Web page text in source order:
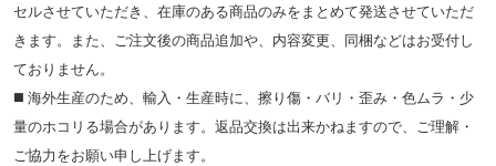
セルさせていただき、在庫のある商品のみをまとめて発送させていただ
きます。また、ご注文後の商品追加や、内容変更、同梱などはお受付し
ておりません。
◼️ 海外⽣産のため、輸⼊・⽣産時に、擦り傷・バリ・歪み・色ムラ・少
量のホコリる場合があります。返品交換は出来かねますので、ご理解・
ご協⼒をお願い申し上げます。